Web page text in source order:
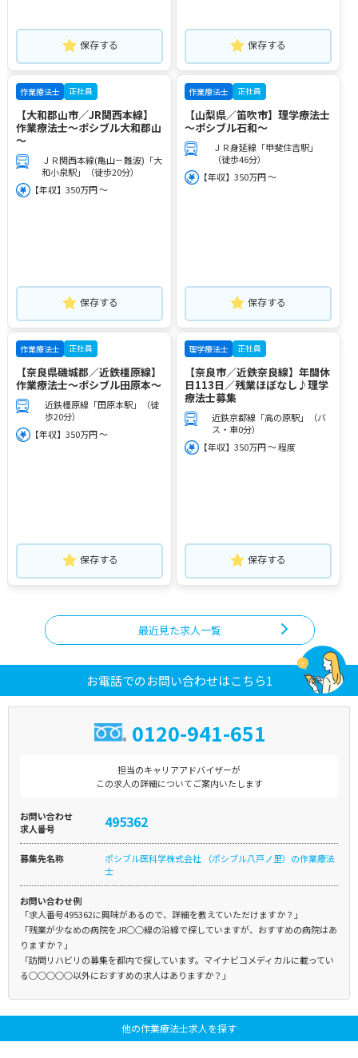
保存する 保存する
作業療法士 正社員
【大和郡山市／JR関西本線】
作業療法士～ポシブル大和郡山
～
ＪＲ関西本線(亀山－難波)「大
和小泉駅」（徒歩20分）
【年収】350万円 ～
保存する
作業療法士 正社員
【山梨県／笛吹市】理学療法士
～ポシブル石和～
ＪＲ身延線「甲斐住吉駅」
（徒歩46分）
【年収】350万円 ～
保存する
作業療法士 正社員
【奈良県磯城郡／近鉄橿原線】
作業療法士～ポシブル田原本～
近鉄橿原線「田原本駅」（徒
歩20分）
【年収】350万円 ～
保存する
理学療法士 正社員
【奈良市／近鉄奈良線】年間休
日113日／残業ほぼなし♪理学
療法士募集
近鉄京都線「高の原駅」（バ
ス・車0分）
【年収】350万円 ～ 程度
保存する
最近見た求人一覧
お電話でのお問い合わせはこちら1
0120-941-651
担当のキャリアアドバイザーが
この求人の詳細についてご案内いたします
お問い合わせ
求人番号
495362
募集先名称
ポシブル医科学株式会社 （ポシブル八戸ノ里）の作業療法
士
お問い合わせ例
「求人番号495362に興味があるので、詳細を教えていただけますか？」
「残業が少なめの病院をJR○○線の沿線で探していますが、おすすめの病院はあ
りますか？」
「訪問リハビリの募集を都内で探しています。マイナビコメディカルに載ってい
る○○○○○以外におすすめの求人はありますか？」
他の作業療法士求人を探す